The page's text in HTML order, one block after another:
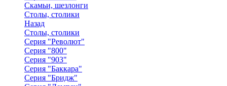
Скамьи, шезлонги
Столы, столики
Назад
Столы, столики
Серия "Револют"
Серия "800"
Серия "903"
Серия "Баккара"
Серия "Бридж"